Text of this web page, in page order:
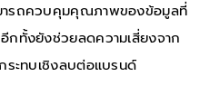
ารถควบคุมคุณภาพของข้อมูลที่
กทั้งยังช่วยลดความเสี่ยงจาก
ระทบเชิงลบต่อแบรนด์